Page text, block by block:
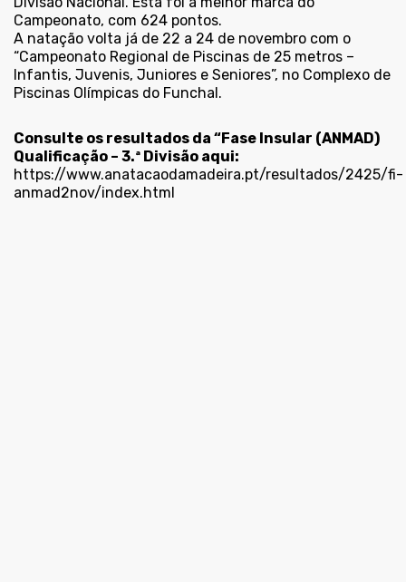
Campeonato, com 624 pontos.
A natação volta já de 22 a 24 de novembro com o
“Campeonato Regional de Piscinas de 25 metros –
Infantis, Juvenis, Juniores e Seniores”, no Complexo de
Piscinas Olímpicas do Funchal.
Consulte os resultados da “Fase Insular (ANMAD)
Qualificação – 3.ª Divisão aqui:
https://www.anatacaodamadeira.pt/resultados/2425/fi-
anmad2nov/index.html